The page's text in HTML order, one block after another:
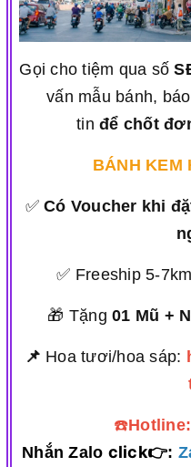
Gọi cho tiệm qua số
vấn mẫu bánh,
tin để chốt
BÁNH KEM
✅Có Voucher khi
✅ Freeship 5-
🎁 Tặng01 Mũ +
📌 Hoa tươi/hoa sáp:
☎️Hotline:
Nhắn Zalo click👉: